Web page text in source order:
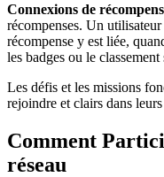
Connexions de
récompenses. Un
récompense y est liée,
les badges ou le
Les défis et les missions
rejoindre et clairs dans leurs
Comment
réseau